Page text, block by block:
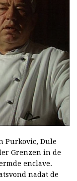
Purkovic, Dule
Grenzen in de
enclave.
nadat de